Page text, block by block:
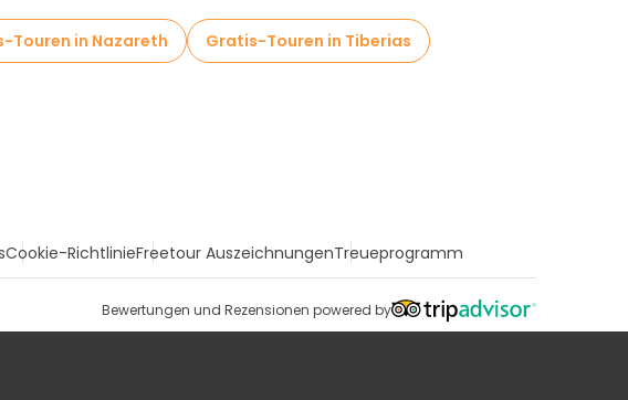
Touren in Nazareth Gratis-Touren in Tiberias
Cookie-RichtlinieFreetour AuszeichnungenTreueprogramm
Bewertungen und Rezensionen powered by